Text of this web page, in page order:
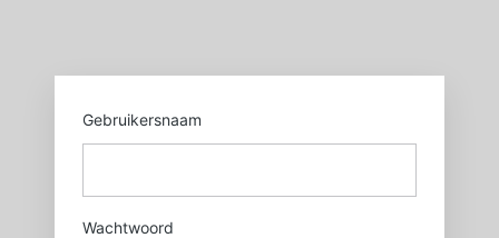
Gebruikersnaam
Wachtwoord